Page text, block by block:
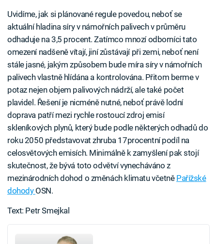
Uvidíme, jak si plánované regule povedou, neboť se
aktuální hladina síry v námořních palivech v průměru
odhaduje na 3,5 procent. Zatímco mnozí odborníci tato
omezení nadšeně vítají, jiní zůstávají při zemi, neboť není
stále jasné, jakým způsobem bude míra síry v námořních
palivech vlastně hlídána a kontrolována. Přitom berme v
potaz nejen objem palivových nádrží, ale také počet
plavidel. Řešení je nicméně nutné, neboť právě lodní
doprava patří mezi rychle rostoucí zdroj emisí
skleníkových plynů, který bude podle některých odhadů do
roku 2050 představovat zhruba 17procentní podíl na
celosvětových emisích. Minimálně k zamyšlení pak stojí
skutečnost, že bývá toto odvětví vynecháváno z
mezinárodních dohod o změnách klimatu včetně Pařížské
dohody OSN.
Text: Petr Smejkal